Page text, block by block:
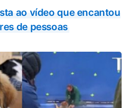
ao vídeo que encantou
de pessoas